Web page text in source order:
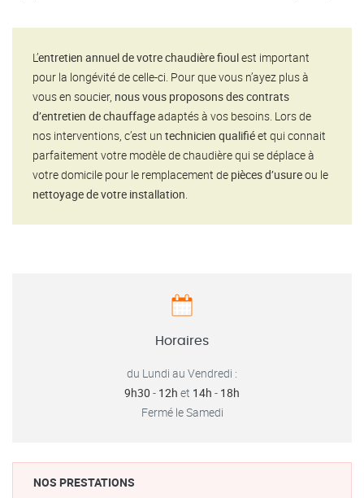
L’entretien annuel de votre chaudière fioulest important
pour la longévité de celle-ci. Pour que vous n’ayez plus à
vous en soucier, nous vous proposons des contrats
d’entretien de chauffageadaptés à vos besoins. Lors de
nos interventions, c’est un technicien qualifiéet qui connait
parfaitement votre modèle de chaudière qui se déplace à
votre domicile pour le remplacement de pièces d’usureou le
nettoyage de votre installation.
Horaires
du Lundi au Vendredi :
9h30 - 12h et 14h - 18h
Fermé le Samedi
NOS PRESTATIONS